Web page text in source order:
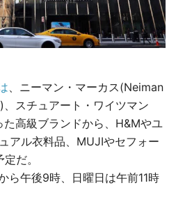
、ニーマン・マーカス(Neiman
スチュアート・ワイツマン
高級ブランドから、H&Mやユ
アル衣料品、MUJIやセフォー
だ。
ら午後9時、日曜日は午前11時